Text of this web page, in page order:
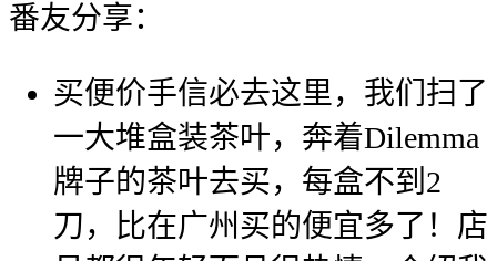
番友分享：
买便价手信必去这里，我们扫了
一大堆盒装茶叶，奔着Dilemma
牌子的茶叶去买，每盒不到2
刀，比在广州买的便宜多了！店